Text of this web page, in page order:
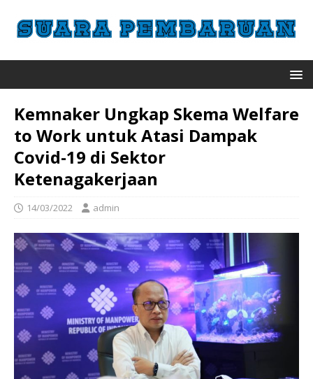
Kemnaker Ungkap Skema Welfare
to Work untuk Atasi Dampak
Covid-19 di Sektor
Ketenagakerjaan
14/03/2022 admin